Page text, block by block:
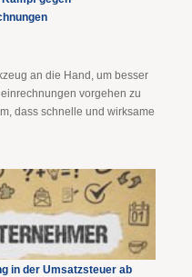
an die Hand, um besser
vorgehen zu
dass schnelle und wirksame
in der Umsatzsteuer ab